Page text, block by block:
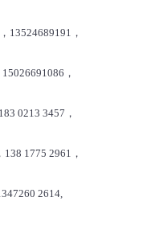
13524689191，
，
0213 3457，
1775 2961，
2614,